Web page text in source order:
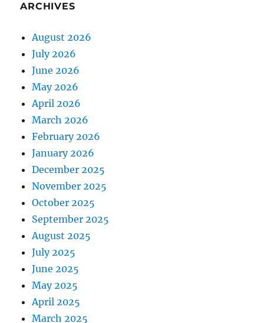
ARCHIVES
August 2026
July 2026
June 2026
May 2026
April 2026
March 2026
February 2026
January 2026
December 2025
November 2025
October 2025
September 2025
August 2025
July 2025
June 2025
May 2025
April 2025
March 2025